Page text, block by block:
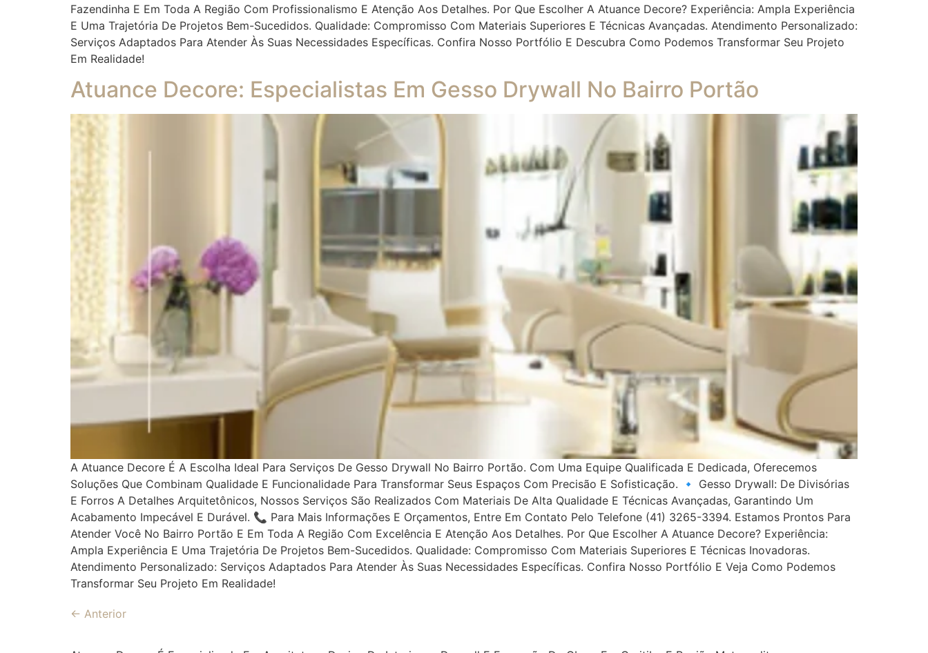
Fazendinha E Em Toda A Região Com Profissionalismo E Atenção Aos Detalhes. Por Que Escolher A Atuance Decore? Experiência: Ampla Experiência
E Uma Trajetória De Projetos Bem-Sucedidos. Qualidade: Compromisso Com Materiais Superiores E Técnicas Avançadas. Atendimento Personalizado:
Serviços Adaptados Para Atender Às Suas Necessidades Específicas. Confira Nosso Portfólio E Descubra Como Podemos Transformar Seu Projeto
Em Realidade!
Atuance Decore: Especialistas Em Gesso Drywall No Bairro Portão
A Atuance Decore É A Escolha Ideal Para Serviços De Gesso Drywall No Bairro Portão. Com Uma Equipe Qualificada E Dedicada, Oferecemos
Soluções Que Combinam Qualidade E Funcionalidade Para Transformar Seus Espaços Com Precisão E Sofisticação. 🔹 Gesso Drywall: De Divisórias
E Forros A Detalhes Arquitetônicos, Nossos Serviços São Realizados Com Materiais De Alta Qualidade E Técnicas Avançadas, Garantindo Um
Acabamento Impecável E Durável. 📞 Para Mais Informações E Orçamentos, Entre Em Contato Pelo Telefone (41) 3265-3394. Estamos Prontos Para
Atender Você No Bairro Portão E Em Toda A Região Com Excelência E Atenção Aos Detalhes. Por Que Escolher A Atuance Decore? Experiência:
Ampla Experiência E Uma Trajetória De Projetos Bem-Sucedidos. Qualidade: Compromisso Com Materiais Superiores E Técnicas Inovadoras.
Atendimento Personalizado: Serviços Adaptados Para Atender Às Suas Necessidades Específicas. Confira Nosso Portfólio E Veja Como Podemos
Transformar Seu Projeto Em Realidade!
← Anterior